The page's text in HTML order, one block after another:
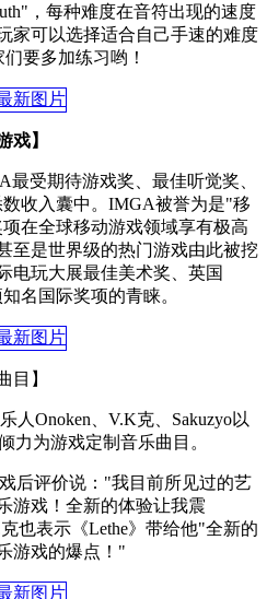
，每种难度在音符出现的速度
家可以选择适合自己手速的难度
要多加练习哟！
戏】
最受期待游戏奖、最佳听觉奖、
收入囊中。IMGA被誉为是"移
在全球移动游戏领域享有极高
至是世界级的热门游戏由此被挖
电玩大展最佳美术奖、英国
名国际奖项的青睐。
目】
人Onoken、V.K克、Sakuzyo以
力为游戏定制音乐曲目。
后评价说："我目前所见过的艺
游戏！全新的体验让我震
也表示《Lethe》带给他"全新的
游戏的爆点！"